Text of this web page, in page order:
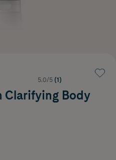
5.0/5 (1)
Clarifying Body